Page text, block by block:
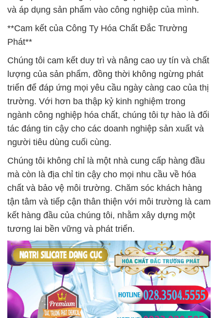
và áp dụng sản phẩm vào công nghiệp của mình.
**Cam kết của Công Ty Hóa Chất Đắc Trường
Phát**
Chúng tôi cam kết duy trì và nâng cao uy tín và chất
lượng của sản phẩm, đồng thời không ngừng phát
triển để đáp ứng mọi yêu cầu ngày càng cao của thị
trường. Với hơn ba thập kỷ kinh nghiệm trong
ngành công nghiệp hóa chất, chúng tôi tự hào là đối
tác đáng tin cậy cho các doanh nghiệp sản xuất và
người tiêu dùng cuối cùng.
Chúng tôi không chỉ là một nhà cung cấp hàng đầu
mà còn là địa chỉ tin cậy cho mọi nhu cầu về hóa
chất và bảo vệ môi trường. Chăm sóc khách hàng
tận tâm và tiếp cận thân thiện với môi trường là cam
kết hàng đầu của chúng tôi, nhằm xây dựng một
tương lai bền vững và phát triển.